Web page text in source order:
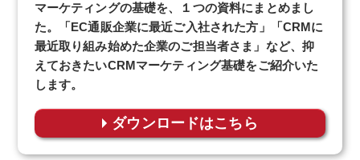
マーケティングの基礎を、１つの資料にまとめまし
た。「EC通販企業に最近ご入社された方」「CRMに
最近取り組み始めた企業のご担当者さま」など、抑
えておきたいCRMマーケティング基礎をご紹介いた
します。
ダウンロードはこちら